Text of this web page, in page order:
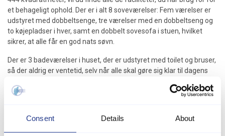
Consent Details About
et behageligt ophold. Der er i alt 8 soveværelser: Fem værelser er
udstyret med dobbeltsenge, tre værelser med en dobbeltseng og
to køjepladser i hver, samt en dobbelt sovesofa i stuen, hvilket
sikrer, at alle får en god nats søvn.
Der er 3 badeværelser i huset, der er udstyret med toilet og bruser,
så der aldrig er ventetid, selv når alle skal gøre sig klar til dagens
rådighed. Huset tillader husdyr, så du kan tage din firbenede ven
For dem, der elsker at svømme og lege, er der en fantastisk
indendørs pool med en vandrutsjebane, som helt sikkert vil være